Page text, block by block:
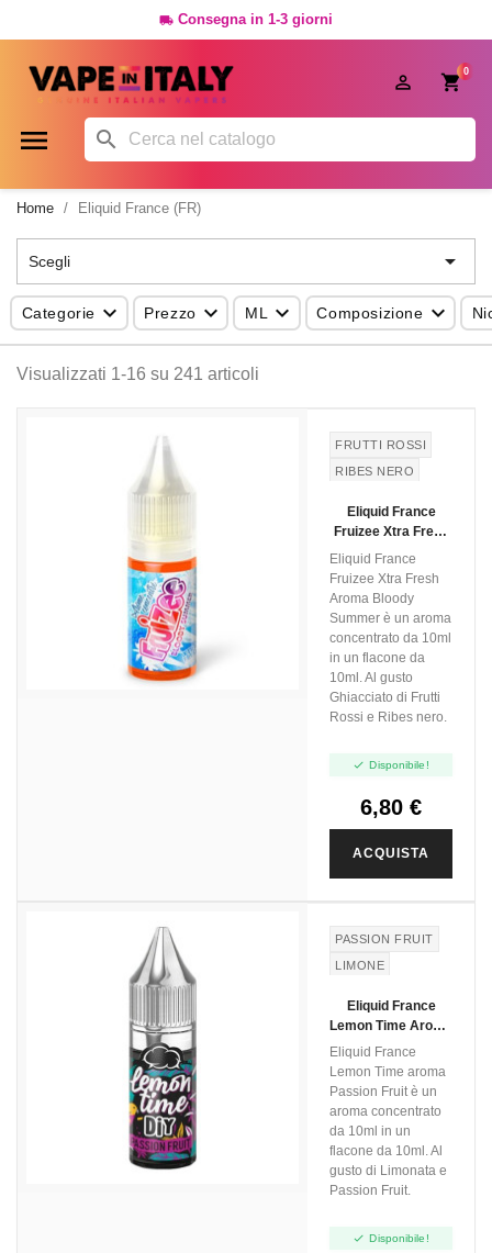
 Consegna in 1-3 giorni
0

 
Home Eliquid France (FR)
Scegli 
Categorie  Prezzo  ML  Composizione 
Visualizzati 1-16 su 241 articoli
FRUTTI ROSSI
RIBES NERO
Eliquid France
Fruizee Xtra Fresh
Aroma Bloody
Summer - 10ml
Eliquid France
Fruizee Xtra Fresh
Aroma Bloody
Summer è un aroma
concentrato da 10ml
in un flacone da
10ml. Al gusto
Ghiacciato di Frutti
Rossi e Ribes nero.
 Disponibile!
6,80 €
ACQUISTA
PASSION FRUIT
LIMONE
Eliquid France
Lemon Time Aroma
Passion Fruit -
10ml
Eliquid France
Lemon Time aroma
Passion Fruit è un
aroma concentrato
da 10ml in un
flacone da 10ml. Al
gusto di Limonata e
Passion Fruit.
 Disponibile!